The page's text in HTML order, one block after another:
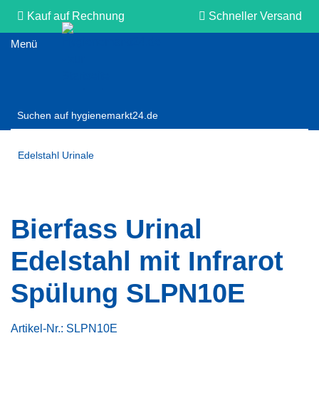
Kauf auf Rechnung Schneller Versand
Edelstahl Urinale
Bierfass Urinal
Edelstahl mit Infrarot
Spülung SLPN10E
Artikel-Nr.: SLPN10E